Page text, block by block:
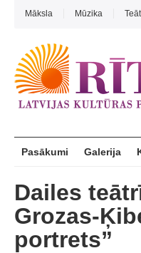
Māksla Mūzika
Pasākumi Galerija
Dailes
Grozas-
portrets”